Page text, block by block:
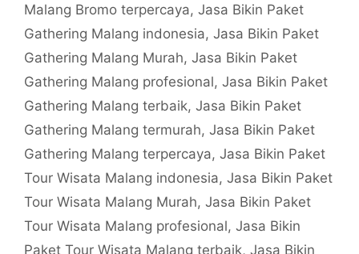
Malang Bromo terpercaya, Jasa Bikin Paket
Gathering Malang indonesia, Jasa Bikin Paket
Gathering Malang Murah, Jasa Bikin Paket
Gathering Malang profesional, Jasa Bikin Paket
Gathering Malang terbaik, Jasa Bikin Paket
Gathering Malang termurah, Jasa Bikin Paket
Gathering Malang terpercaya, Jasa Bikin Paket
Tour Wisata Malang indonesia, Jasa Bikin Paket
Tour Wisata Malang Murah, Jasa Bikin Paket
Tour Wisata Malang profesional, Jasa Bikin
Paket Tour Wisata Malang terbaik, Jasa Bikin